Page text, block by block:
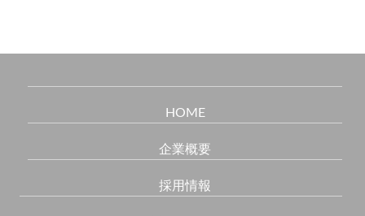
HOME
企業概要
採用情報